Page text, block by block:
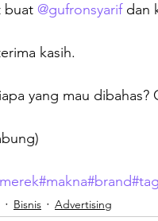
buat @gufronsyarif dan
kasih.
yang mau dibahas?
#makna#brand
Bisnis Advertising